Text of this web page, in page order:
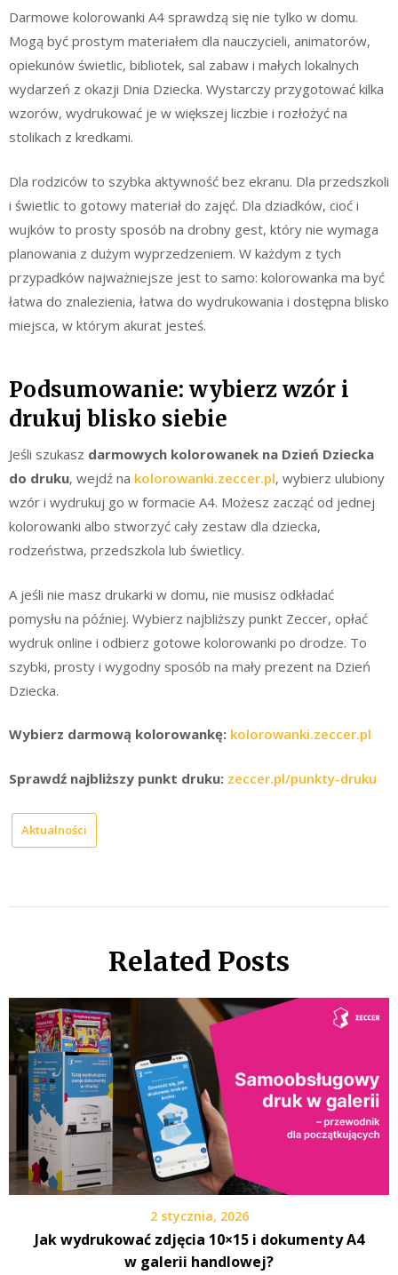
Darmowe kolorowanki A4 sprawdzą się nie tylko w domu.
Mogą być prostym materiałem dla nauczycieli, animatorów,
opiekunów świetlic, bibliotek, sal zabaw i małych lokalnych
wydarzeń z okazji Dnia Dziecka. Wystarczy przygotować kilka
wzorów, wydrukować je w większej liczbie i rozłożyć na
stolikach z kredkami.
Dla rodziców to szybka aktywność bez ekranu. Dla przedszkoli
i świetlic to gotowy materiał do zajęć. Dla dziadków, cioć i
wujków to prosty sposób na drobny gest, który nie wymaga
planowania z dużym wyprzedzeniem. W każdym z tych
przypadków najważniejsze jest to samo: kolorowanka ma być
łatwa do znalezienia, łatwa do wydrukowania i dostępna blisko
miejsca, w którym akurat jesteś.
Podsumowanie: wybierz wzór i
drukuj blisko siebie
Jeśli szukasz darmowych kolorowanek na Dzień Dziecka
do druku, wejdź na kolorowanki.zeccer.pl, wybierz ulubiony
wzór i wydrukuj go w formacie A4. Możesz zacząć od jednej
kolorowanki albo stworzyć cały zestaw dla dziecka,
rodzeństwa, przedszkola lub świetlicy.
A jeśli nie masz drukarki w domu, nie musisz odkładać
pomysłu na później. Wybierz najbliższy punkt Zeccer, opłać
wydruk online i odbierz gotowe kolorowanki po drodze. To
szybki, prosty i wygodny sposób na mały prezent na Dzień
Dziecka.
Wybierz darmową kolorowankę: kolorowanki.zeccer.pl
Sprawdź najbliższy punkt druku: zeccer.pl/punkty-druku
Aktualności
Related Posts
2 stycznia, 2026
Jak wydrukować zdjęcia 10×15 i dokumenty A4
w galerii handlowej?